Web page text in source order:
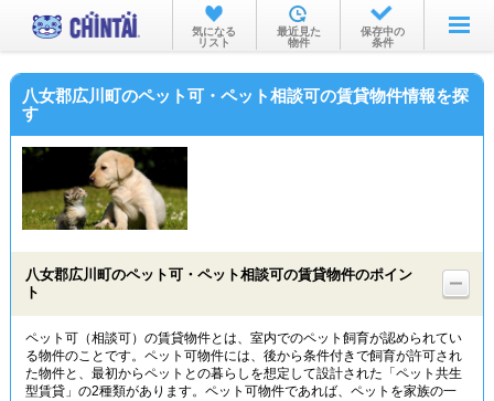
お部屋を探す
沿線・駅から
不動産会社から
気になる
リスト
最近見た
物件
保存中の
条件
八女郡広川町のペット可・ペット相談可の賃貸物件情報を探
す
八女郡広川町のペット可・ペット相談可の賃貸物件のポイン
ト
ペット可（相談可）の賃貸物件とは、室内でのペット飼育が認められてい
る物件のことです。ペット可物件には、後から条件付きで飼育が許可され
た物件と、最初からペットとの暮らしを想定して設計された「ペット共生
型賃貸」の2種類があります。ペット可物件であれば、ペットを家族の一